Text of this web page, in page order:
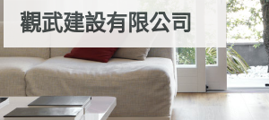
觀武建設有限公司